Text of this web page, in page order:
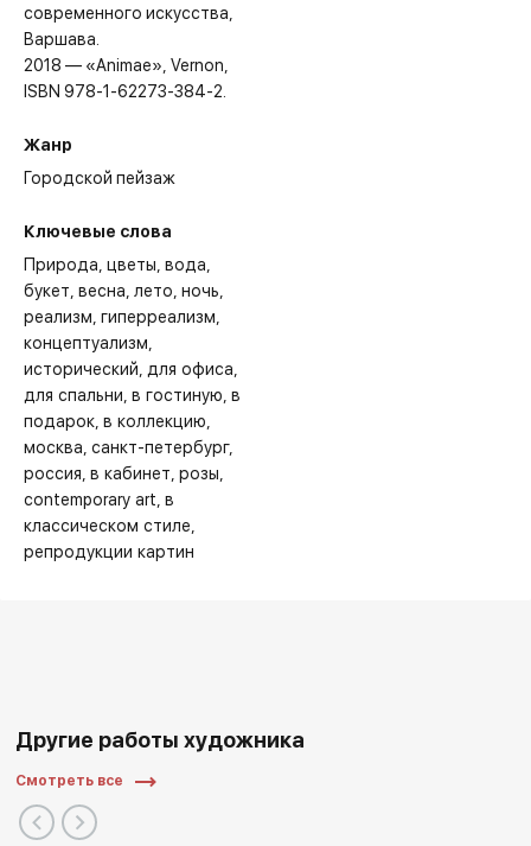
современного искусства,
Варшава.
2018 — «Animae», Vernon,
ISBN 978-1-62273-384-2.
Жанр
Городской пейзаж
Ключевые слова
Природа цветы вода
букет весна лето ночь
реализм гиперреализм
концептуализм
исторический для офиса
для спальни в гостиную в
подарок в коллекцию
москва санкт-петербург
россия в кабинет розы
contemporary art в
классическом стиле
репродукции картин
Другие работы художника
Смотреть все